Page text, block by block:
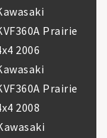
Prairie
2006
Prairie
2008